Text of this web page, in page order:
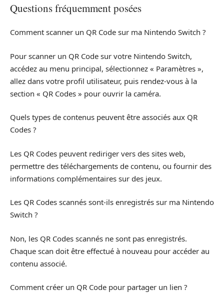
Questions fréquemment posées
Comment scanner un QR Code sur ma Nintendo Switch ?
Pour scanner un QR Code sur votre Nintendo Switch,
accédez au menu principal, sélectionnez « Paramètres »,
allez dans votre profil utilisateur, puis rendez-vous à la
section « QR Codes » pour ouvrir la caméra.
Quels types de contenus peuvent être associés aux QR
Codes ?
Les QR Codes peuvent rediriger vers des sites web,
permettre des téléchargements de contenu, ou fournir des
informations complémentaires sur des jeux.
Les QR Codes scannés sont-ils enregistrés sur ma Nintendo
Switch ?
Non, les QR Codes scannés ne sont pas enregistrés.
Chaque scan doit être effectué à nouveau pour accéder au
contenu associé.
Comment créer un QR Code pour partager un lien ?